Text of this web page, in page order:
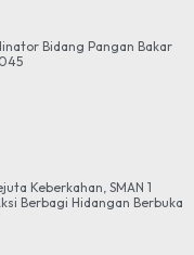
Bidang Pangan Bakar
Keberkahan, SMAN 1
Berbagi Hidangan Berbuka